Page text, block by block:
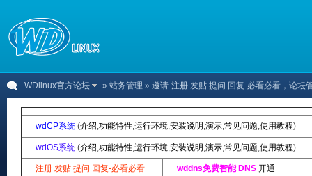
WDlinux官方论坛 » 站务管理 » 邀请-注册 发贴 提问 回复-必看必看，论坛
wdCP系统 (介绍,功能特性,运行环境,安装说明 ,演示,常见问题,使用教程)
wdOS系统 (介绍,功能特性,运行环境,安装说明 ,演示,常见问题,使用教程)
注册 发贴 提问 回复-必看必看 wddns免费智能 DNS 开通